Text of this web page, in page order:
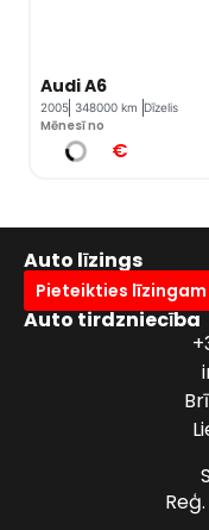
Audi A6
2005 348000 km Dīzelis
Mēnesī no
€
Auto līzings
Pieteikties līzingam
Auto tirdzniecība